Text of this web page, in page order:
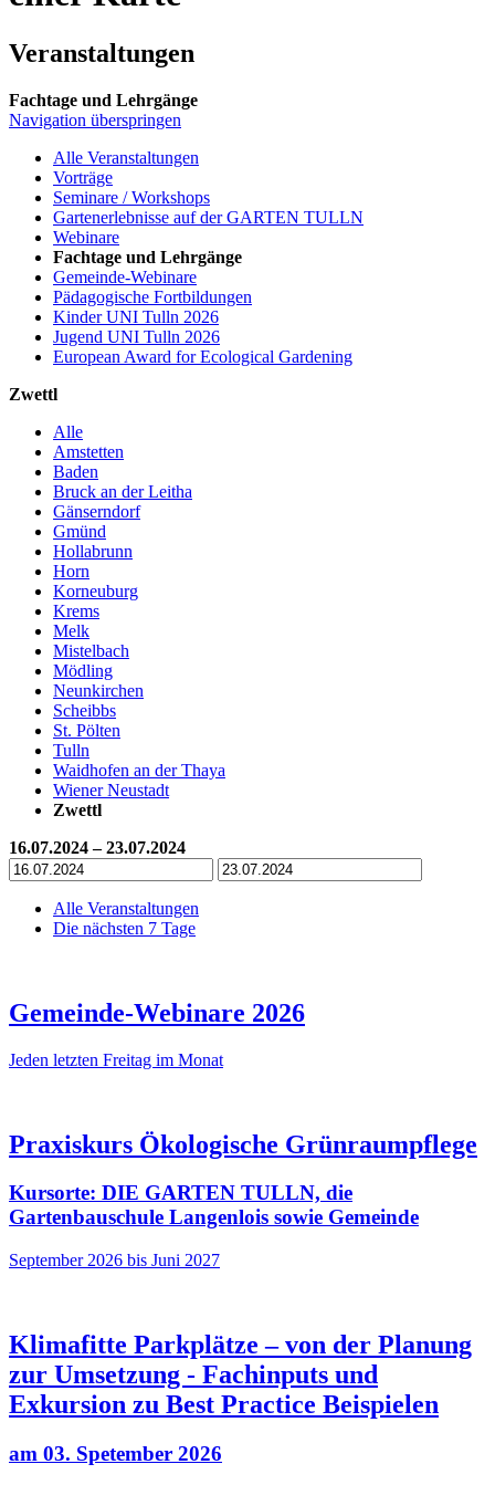
Veranstaltungen
Fachtage und Lehrgänge
Navigation überspringen
Alle Veranstaltungen
Vorträge
Seminare / Workshops
Gartenerlebnisse auf der GARTEN TULLN
Webinare
Fachtage und Lehrgänge
Gemeinde-Webinare
Pädagogische Fortbildungen
Kinder UNI Tulln 2026
Jugend UNI Tulln 2026
European Award for Ecological Gardening
Zwettl
Alle
Amstetten
Baden
Bruck an der Leitha
Gänserndorf
Gmünd
Hollabrunn
Horn
Korneuburg
Krems
Melk
Mistelbach
Mödling
Neunkirchen
Scheibbs
St. Pölten
Tulln
Waidhofen an der Thaya
Wiener Neustadt
Zwettl
16.07.2024 – 23.07.2024
Alle Veranstaltungen
Die nächsten 7 Tage
Gemeinde-Webinare 2026
Jeden letzten Freitag im Monat
Praxiskurs Ökologische Grünraumpflege
Kursorte: DIE GARTEN TULLN, die
Gartenbauschule Langenlois sowie Gemeinde
September 2026 bis Juni 2027
Klimafitte Parkplätze – von der Planung
zur Umsetzung - Fachinputs und
Exkursion zu Best Practice Beispielen
am 03. Spetember 2026